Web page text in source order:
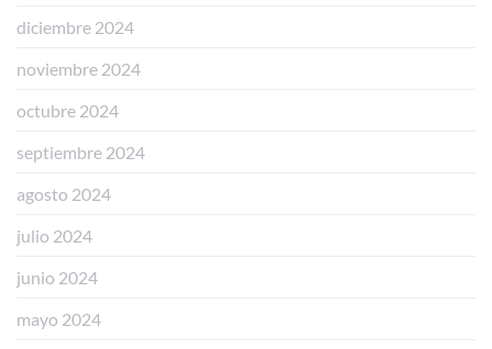
diciembre 2024
noviembre 2024
octubre 2024
septiembre 2024
agosto 2024
julio 2024
junio 2024
mayo 2024